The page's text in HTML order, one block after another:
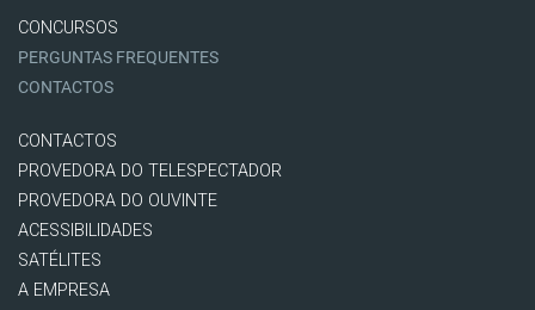
CONCURSOS
PERGUNTAS FREQUENTES
CONTACTOS
CONTACTOS
PROVEDORA DO TELESPECTADOR
PROVEDORA DO OUVINTE
ACESSIBILIDADES
SATÉLITES
A EMPRESA